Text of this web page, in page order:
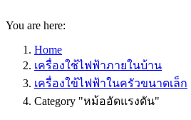
You are here:
Home
เครื่องใช้ไฟฟ้าภายในบ้าน
เครื่องใข้ไฟฟ้าในครัวขนาดเล็ก
Category "หม้ออัดแรงดัน"